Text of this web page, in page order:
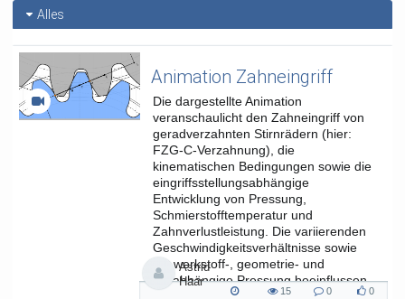
Kategorien:
Lehre,Fakultät für
Kulturwissenschaften
Alles
Animation Zahneingriff
Die dargestellte Animation
veranschaulicht den Zahneingriff von
geradverzahnten Stirnrädern (hier:
FZG-C-Verzahnung), die
kinematischen Bedingungen sowie die
eingriffsstellungsabhängige
Entwicklung von Pressung,
Schmierstofftemperatur und
Zahnverlustleistung. Die variierenden
Geschwindigkeitsverhältnisse sowie
die werkstoff-, geometrie- und
lastabhängige Pressung beeinflussen
Astrid
Haar
15
0
0